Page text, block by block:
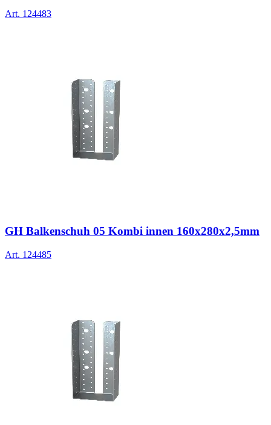
Art. 124483
GH Balkenschuh 05 Kombi innen 160x280x2,5mm
Art. 124485